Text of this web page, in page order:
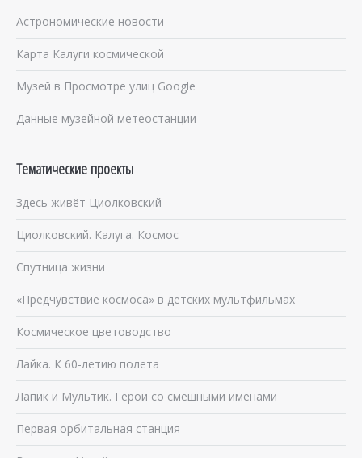
Астрономические новости
Карта Калуги космической
Музей в Просмотре улиц Google
Данные музейной метеостанции
Тематические проекты
Здесь живёт Циолковский
Циолковский. Калуга. Космос
Спутница жизни
«Предчувствие космоса» в детских мультфильмах
Космическое цветоводство
Лайка. К 60-летию полета
Лапик и Мультик. Герои со смешными именами
Первая орбитальная станция